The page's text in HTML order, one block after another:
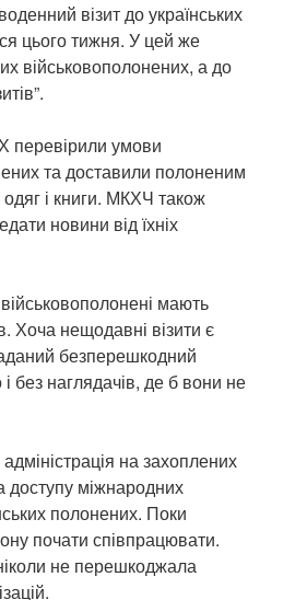
візит до українських
цього тижня. У цей же
військовополонених, а до
перевірили умови
та доставили полоненим
одяг і книги. МКХЧ також
новини від їхніх
мають
Хоча нещодавні візити є
безперешкодний
без наглядачів, де б вони не
на захоплених
доступу міжнародних
полонених. Поки
почати співпрацювати.
не перешкоджала